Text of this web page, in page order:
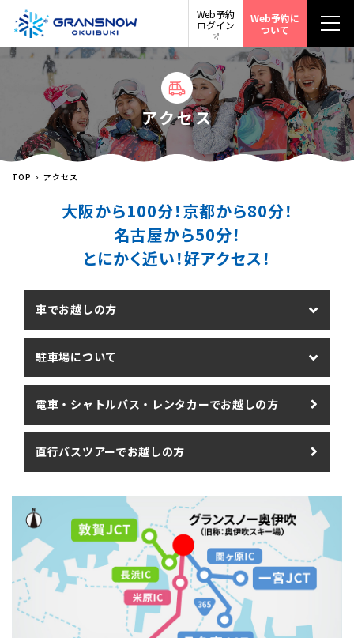
Web予約
ログイン
Web予約に
ついて
アクセス
TOP アクセス
大阪から100分！京都から80分！
名古屋から50分！
とにかく近い！好アクセス！
車でお越しの方
駐車場について
電車・シャトルバス・ レンタカーでお越しの方
直行バスツアーでお越しの方